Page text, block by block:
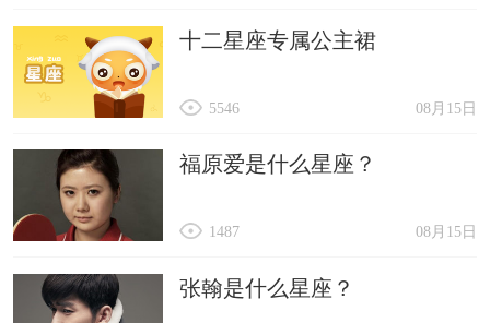
十二星座专属公主裙
08月15日
5546
福原爱是什么星座？
08月15日
1487
张翰是什么星座？